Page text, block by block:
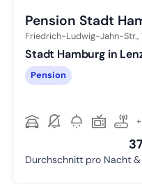
Pension Stadt
Friedrich-Ludwig-Jahn-Str.,
Stadt Hamburg in
Pension
Durchschnitt pro Nacht &